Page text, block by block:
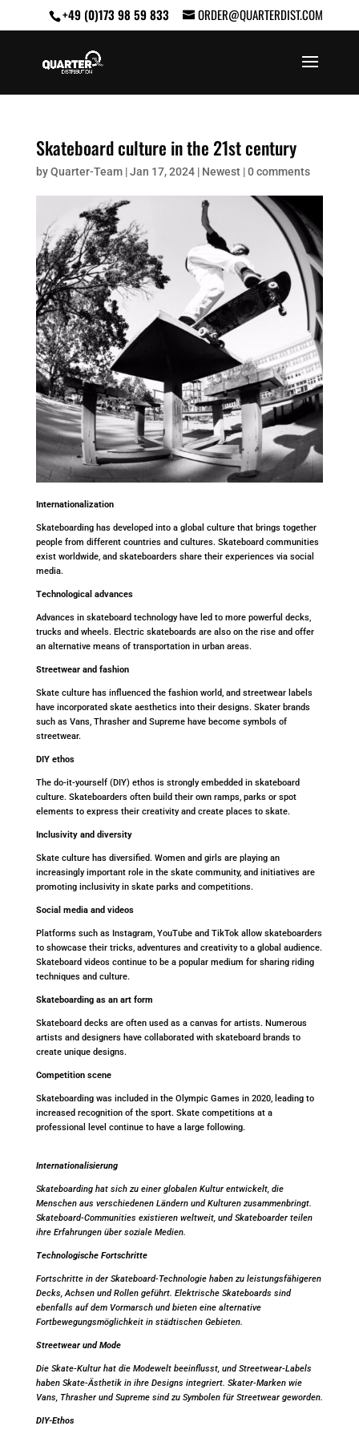
+49 (0)173 98 59 833 ORDER@QUARTERDIST.COM
Skateboard culture in the 21st century
byQuarter-Team|Jan 17, 2024| Newest|0 comments
Internationalization
Skateboarding has developed into a global culture that brings together
people from different countries and cultures. Skateboard communities
exist worldwide, and skateboarders share their experiences via social
media.
Technological advances
Advances in skateboard technology have led to more powerful decks,
trucks and wheels. Electric skateboards are also on the rise and offer
an alternative means of transportation in urban areas.
Streetwear and fashion
Skate culture has influenced the fashion world, and streetwear labels
have incorporated skate aesthetics into their designs. Skater brands
such as Vans, Thrasher and Supreme have become symbols of
streetwear.
DIY ethos
The do-it-yourself (DIY) ethos is strongly embedded in skateboard
culture. Skateboarders often build their own ramps, parks or spot
elements to express their creativity and create places to skate.
Inclusivity and diversity
Skate culture has diversified. Women and girls are playing an
increasingly important role in the skate community, and initiatives are
promoting inclusivity in skate parks and competitions.
Social media and videos
Platforms such as Instagram, YouTube and TikTok allow skateboarders
to showcase their tricks, adventures and creativity to a global audience.
Skateboard videos continue to be a popular medium for sharing riding
techniques and culture.
Skateboarding as an art form
Skateboard decks are often used as a canvas for artists. Numerous
artists and designers have collaborated with skateboard brands to
create unique designs.
Competition scene
Skateboarding was included in the Olympic Games in 2020, leading to
increased recognition of the sport. Skate competitions at a
professional level continue to have a large following.
Internationalisierung
Skateboarding hat sich zu einer globalen Kultur entwickelt, die
Menschen aus verschiedenen Ländern und Kulturen zusammenbringt.
Skateboard-Communities existieren weltweit, und Skateboarder teilen
ihre Erfahrungen über soziale Medien.
Technologische Fortschritte
Fortschritte in der Skateboard-Technologie haben zu leistungsfähigeren
Decks, Achsen und Rollen geführt. Elektrische Skateboards sind
ebenfalls auf dem Vormarsch und bieten eine alternative
Fortbewegungsmöglichkeit in städtischen Gebieten.
Streetwear und Mode
Die Skate-Kultur hat die Modewelt beeinflusst, und Streetwear-Labels
haben Skate-Ästhetik in ihre Designs integriert. Skater-Marken wie
Vans, Thrasher und Supreme sind zu Symbolen für Streetwear geworden.
DIY-Ethos